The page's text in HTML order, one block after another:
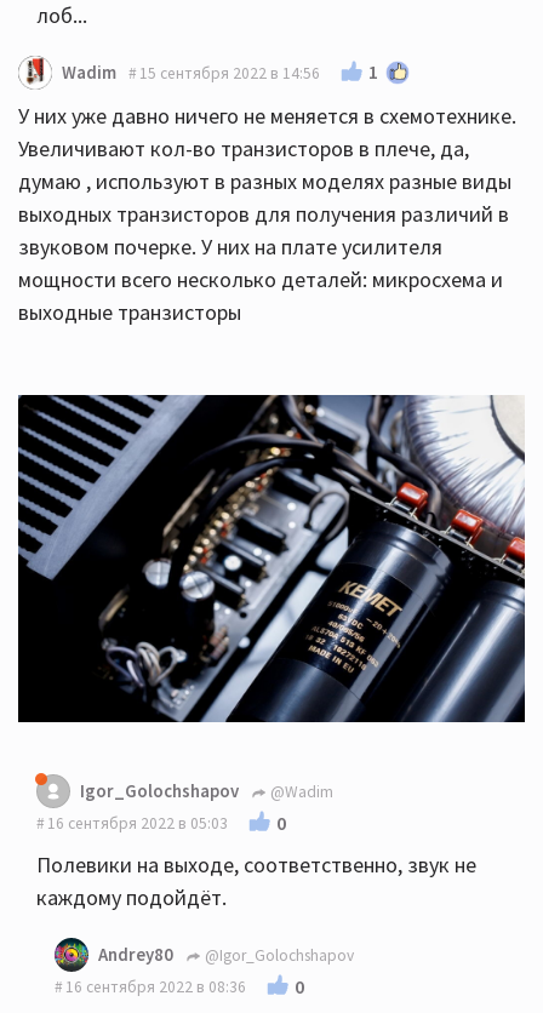
лоб...
Wadim 15 сентября 2022 в 14:56 1
У них уже давно ничего не меняется в схемотехнике.
Увеличивают кол-во транзисторов в плече, да,
думаю , используют в разных моделях разные виды
выходных транзисторов для получения различий в
звуковом почерке. У них на плате усилителя
мощности всего несколько деталей: микросхема и
выходные транзисторы
Igor_Golochshapov
@Wadim
16 сентября 2022 в 05:03
0
Полевики на выходе, соответственно, звук не
каждому подойдёт.
Andrey80
@Igor_Golochshapov
16 сентября 2022 в 08:36
0